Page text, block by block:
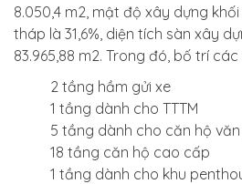
8.050,4 m2, mật độ xây dựng khối
tháp là 31,6%, diện tích sàn xây
83.965,88 m2. Trong đó, bố trí
2 tầng hầm gửi xe
1 tầng dành cho TTTM
5 tầng dành cho căn hộ
18 tầng căn hộ cao cấp
1 tầng dành cho khu